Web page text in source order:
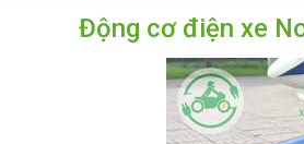
Động cơ điện xe